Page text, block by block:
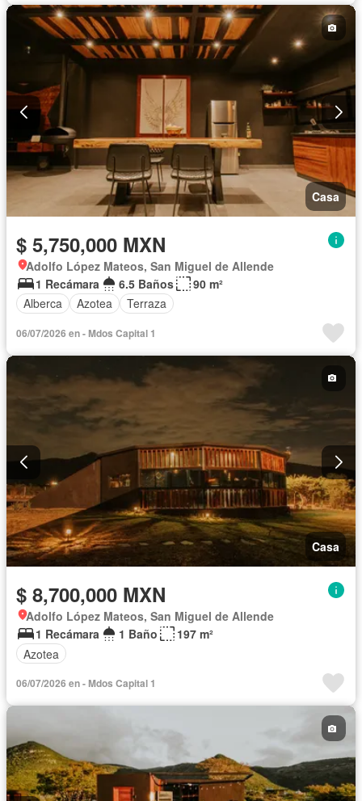
Casa
$ 5,750,000 MXN
Adolfo López Mateos, San Miguel de Allende
1 Recámara
6.5 Baños
90 m²
Alberca
Azotea Terraza
06/07/2026 en - Mdos Capital 1
Casa
$ 8,700,000 MXN
Adolfo López Mateos, San Miguel de Allende
1 Recámara
1 Baño
197 m²
Azotea
06/07/2026 en - Mdos Capital 1